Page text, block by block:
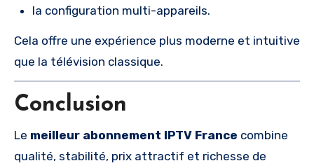
la configuration multi-appareils.
Cela offre une expérience plus moderne et intuitive
que la télévision classique.
Conclusion
Le meilleur abonnement IPTV France combine
qualité, stabilité, prix attractif et richesse de